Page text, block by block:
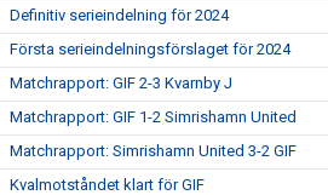
Definitiv serieindelning för 2024
Första serieindelningsförslaget för 2024
Matchrapport: GIF 2-3 Kvarnby J
Matchrapport: GIF 1-2 Simrishamn United
Matchrapport: Simrishamn United 3-2 GIF
Kvalmotståndet klart för GIF